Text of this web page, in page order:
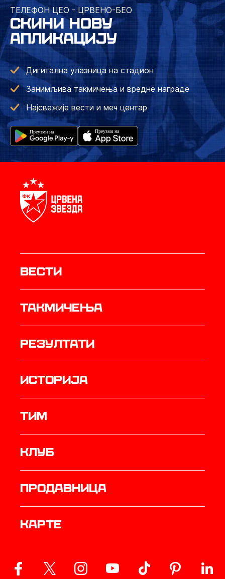
ТЕЛЕФОН ЦЕО - ЦРВЕНО-БЕО
СКИНИ НОВУ
АПЛИКАЦИЈУ
Дигитална улазница на стадион
Занимљива такмичења и вредне награде
Најсвежије вести и меч центар
Вести
Такмичења
резултати
историја
ТИМ
Клуб
продавница
Карте